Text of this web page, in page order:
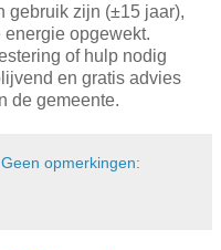
gebruik zijn (±15 jaar),
opgewekt.
of hulp nodig
en gratis advies
de gemeente.
Geen opmerkingen: